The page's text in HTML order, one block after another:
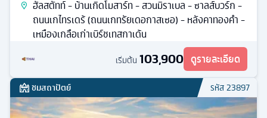
ฮัลสตัทท์ - บ้านเกิดโมสาร์ท - สวนมิราเบล - ซาลส์บวร์ก -
ถนนเกไทรเดร้ (ถนนเกทรัยเดอกาสเซอ) - หลังคาทองคํา -
เหมืองเกลือเก่าเบิร์ชเทสกาเด้น
เริ่มต้น 103,900 ดูรายละเอียด
ชมสถาปัตย์ รหัส23897